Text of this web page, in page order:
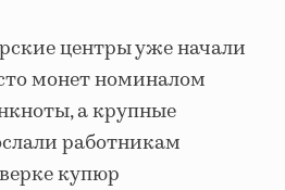
центры уже начали
монет номиналом
а крупные
работникам
купюр